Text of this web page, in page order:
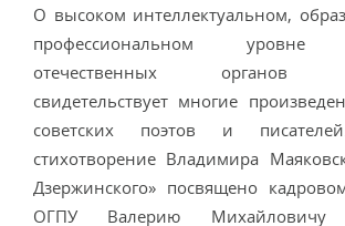
О высоком интеллектуальном,
профессиональном уровне
отечественных органов
свидетельствует многие
советских поэтов и
стихотворение Владимира
Дзержинского» посвящено
ОГПУ Валерию Михайловичу